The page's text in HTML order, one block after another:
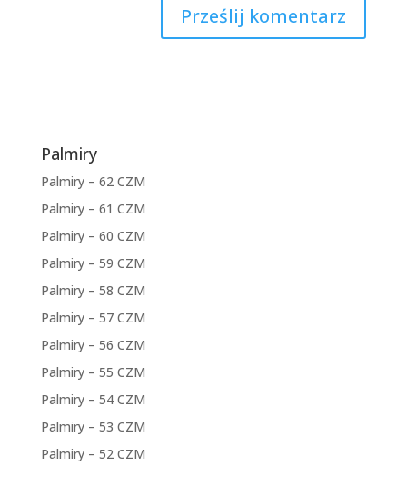
Palmiry
Palmiry – 62 CZM
Palmiry – 61 CZM
Palmiry – 60 CZM
Palmiry – 59 CZM
Palmiry – 58 CZM
Palmiry – 57 CZM
Palmiry – 56 CZM
Palmiry – 55 CZM
Palmiry – 54 CZM
Palmiry – 53 CZM
Palmiry – 52 CZM